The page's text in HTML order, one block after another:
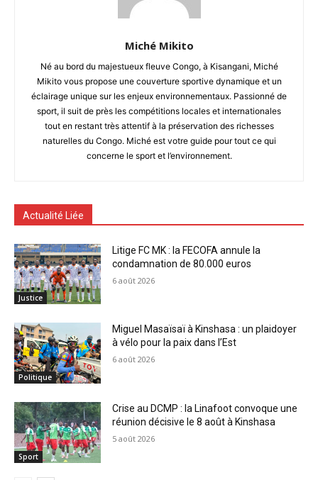
Miché Mikito
Né au bord du majestueux fleuve Congo, à Kisangani, Miché
Mikito vous propose une couverture sportive dynamique et un
éclairage unique sur les enjeux environnementaux. Passionné de
sport, il suit de près les compétitions locales et internationales
tout en restant très attentif à la préservation des richesses
naturelles du Congo. Miché est votre guide pour tout ce qui
concerne le sport et l’environnement.
Actualité Liée
Justice
Litige FC MK : la FECOFA annule la
condamnation de 80.000 euros
6 août 2026
Politique
Miguel Masaïsaï à Kinshasa : un plaidoyer
à vélo pour la paix dans l’Est
6 août 2026
Sport
Crise au DCMP : la Linafoot convoque une
réunion décisive le 8 août à Kinshasa
5 août 2026